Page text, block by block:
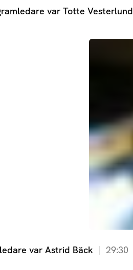
var Totte Vesterlund
var Astrid Bäck 29:30